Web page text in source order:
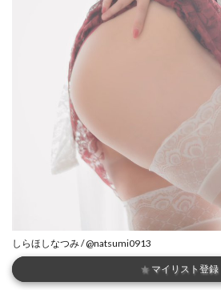
しらほしなつみ / @natsumi0913
★ マイリスト登録